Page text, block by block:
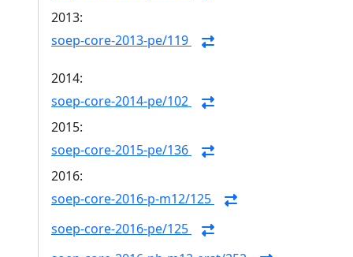
2013:
soep-core-2013-pe/119
2014:
soep-core-2014-pe/102
2015:
soep-core-2015-pe/136
2016:
soep-core-2016-p-m12/125
soep-core-2016-pe/125